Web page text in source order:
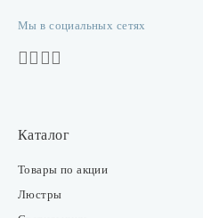
Мы в социальных сетях
Каталог
Товары по акции
Люстры